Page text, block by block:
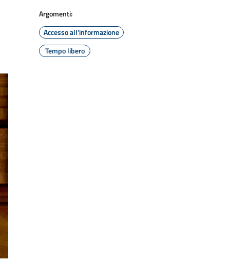
Argomenti:
Accesso all'informazione
Tempo libero